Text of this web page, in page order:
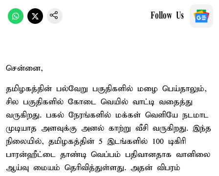
Follow Us
சென்னை,
தமிழகத்தின் பல்வேறு பகுதிகளில் மழை பெய்தாலும்,
சில பகுதிகளில் கோடை வெயில் வாட்டி வதைத்து
வருகிறது. பகல் நேரங்களில் மக்கள் வெளியே நடமாட
முடியாத அளவுக்கு அனல் காற்று வீசி வருகிறது. இந்த
நிலையில், தமிழகத்தின் 5 இடங்களில் 100 டிகிரி
பாரன்ஹீட்டை தாண்டி வெப்பம் பதிவானதாக வானிலை
ஆய்வு மையம் தெரிவித்துள்ளது. அதன் விபரம்